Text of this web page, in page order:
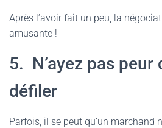
Après l’avoir fait un peu, la
amusante !
5. N’ayez pas peur
défiler
Parfois, il se peut qu’un marchand